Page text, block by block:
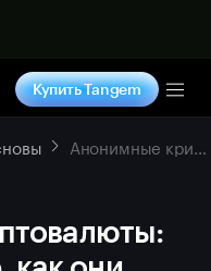
Купить Tangem
Анонимные криптовалюты: что это такое, как они работают и чем отличаются от обычной крипты